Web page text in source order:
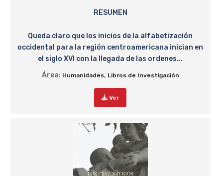
RESUMEN
Queda claro que los inicios de la alfabetización
occidental para la región centroamericana inician en
el siglo XVI con la llegada de las ordenes...
Área: Humanidades, Libros de Investigación
Ver